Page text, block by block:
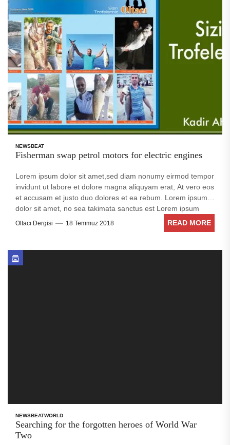
NEWSBEAT
Fisherman swap petrol motors for electric engines
Lorem ipsum dolor sit amet,sed diam nonumy eirmod tempor
invidunt ut labore et dolore magna aliquyam erat, At vero eos
et accusam et justo duo dolores et ea rebum. Lorem ipsum
dolor sit amet, no sea takimata sanctus est Lorem ipsum
dolor sit amet. Stet clita kasd gubergren, no sea takimata
sanctus est Lorem ipsum dolor sit amet. sed diam voluptua.
Oltacı Dergisi 18 Temmuz 2018 READ MORE
NEWSBEATWORLD
Searching for the forgotten heroes of World War
Two